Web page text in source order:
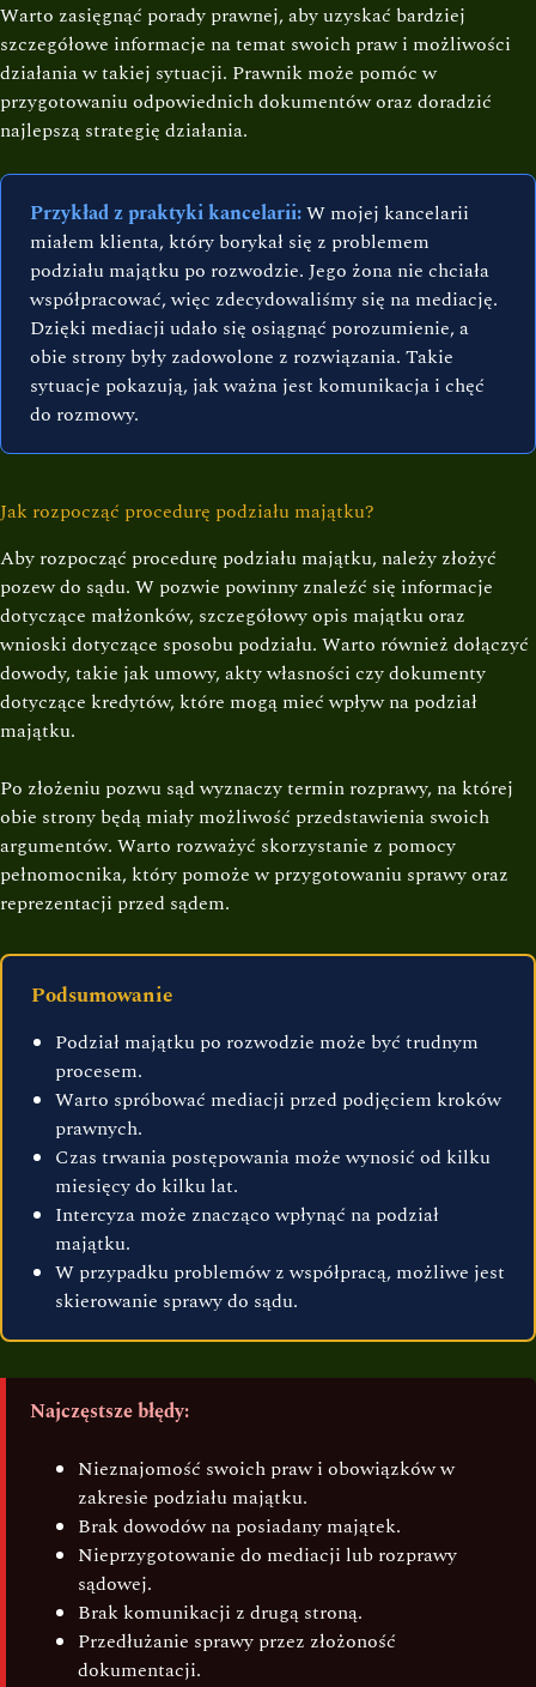
Warto zasięgnąć porady prawnej, aby uzyskać bardziej
szczegółowe informacje na temat swoich praw i możliwości
działania w takiej sytuacji. Prawnik może pomóc w
przygotowaniu odpowiednich dokumentów oraz doradzić
najlepszą strategię działania.
Przykład z praktyki kancelarii:W mojej kancelarii
miałem klienta, który borykał się z problemem
podziału majątku po rozwodzie. Jego żona nie chciała
współpracować, więc zdecydowaliśmy się na mediację.
Dzięki mediacji udało się osiągnąć porozumienie, a
obie strony były zadowolone z rozwiązania. Takie
sytuacje pokazują, jak ważna jest komunikacja i chęć
do rozmowy.
Jak rozpocząć procedurę podziału majątku?
Aby rozpocząć procedurę podziału majątku, należy złożyć
pozew do sądu. W pozwie powinny znaleźć się informacje
dotyczące małżonków, szczegółowy opis majątku oraz
wnioski dotyczące sposobu podziału. Warto również dołączyć
dowody, takie jak umowy, akty własności czy dokumenty
dotyczące kredytów, które mogą mieć wpływ na podział
majątku.
Po złożeniu pozwu sąd wyznaczy termin rozprawy, na której
obie strony będą miały możliwość przedstawienia swoich
argumentów. Warto rozważyć skorzystanie z pomocy
pełnomocnika, który pomoże w przygotowaniu sprawy oraz
reprezentacji przed sądem.
Podsumowanie
Podział majątku po rozwodzie może być trudnym
procesem.
Warto spróbować mediacji przed podjęciem kroków
prawnych.
Czas trwania postępowania może wynosić od kilku
miesięcy do kilku lat.
Intercyza może znacząco wpłynąć na podział
majątku.
W przypadku problemów z współpracą, możliwe jest
skierowanie sprawy do sądu.
Najczęstsze błędy:
Nieznajomość swoich praw i obowiązków w
zakresie podziału majątku.
Brak dowodów na posiadany majątek.
Nieprzygotowanie do mediacji lub rozprawy
sądowej.
Brak komunikacji z drugą stroną.
Przedłużanie sprawy przez złożoność
dokumentacji.